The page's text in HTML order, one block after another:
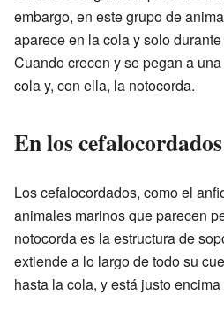
embargo, en este grupo de
aparece en la cola y solo
Cuando crecen y se pegan a
cola y, con ella, la notocorda.
En los cefalocordados
Los cefalocordados, como el
animales marinos que parecen
notocorda es la estructura de
extiende a lo largo de todo su
hasta la cola, y está justo